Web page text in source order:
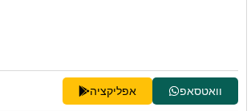
וואטסאפ אפליקציה